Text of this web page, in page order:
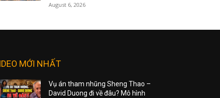
August 6, 2026
MỚI NHẤT
Vụ án tham nhũng Sheng Thao –
David Duong đi về đâu? Mô hình